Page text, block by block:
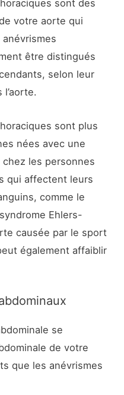
sont des
votre aorte qui
être distingués
selon leur
sont plus
nées avec une
les personnes
qui affectent leurs
comme le
Ehlers-
causée par le sport
également affaiblir
se
de votre
que les anévrismes